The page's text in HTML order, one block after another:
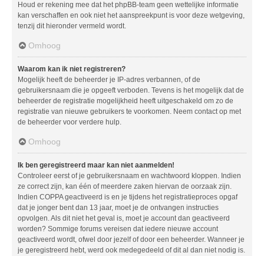
Houd er rekening mee dat het phpBB-team geen wettelijke informatie
kan verschaffen en ook niet het aanspreekpunt is voor deze wetgeving,
tenzij dit hieronder vermeld wordt.
Omhoog
Waarom kan ik niet registreren?
Mogelijk heeft de beheerder je IP-adres verbannen, of de
gebruikersnaam die je opgeeft verboden. Tevens is het mogelijk dat de
beheerder de registratie mogelijkheid heeft uitgeschakeld om zo de
registratie van nieuwe gebruikers te voorkomen. Neem contact op met
de beheerder voor verdere hulp.
Omhoog
Ik ben geregistreerd maar kan niet aanmelden!
Controleer eerst of je gebruikersnaam en wachtwoord kloppen. Indien
ze correct zijn, kan één of meerdere zaken hiervan de oorzaak zijn.
Indien COPPA geactiveerd is en je tijdens het registratieproces opgaf
dat je jonger bent dan 13 jaar, moet je de ontvangen instructies
opvolgen. Als dit niet het geval is, moet je account dan geactiveerd
worden? Sommige forums vereisen dat iedere nieuwe account
geactiveerd wordt, ofwel door jezelf of door een beheerder. Wanneer je
je geregistreerd hebt, werd ook medegedeeld of dit al dan niet nodig is.